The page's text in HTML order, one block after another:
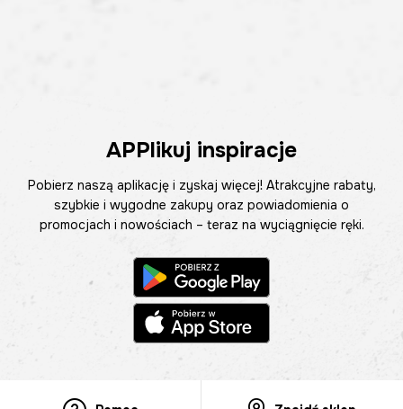
APPlikuj inspiracje
Pobierz naszą aplikację i zyskaj więcej! Atrakcyjne rabaty,
szybkie i wygodne zakupy oraz powiadomienia o
promocjach i nowościach – teraz na wyciągnięcie ręki.